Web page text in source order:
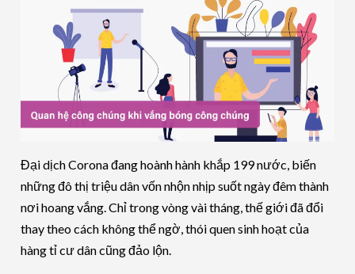
Đại dịch Corona đang hoành hành khắp 199 nước, biến
những đô thị triệu dân vốn nhộn nhịp suốt ngày đêm thành
nơi hoang vắng. Chỉ trong vòng vài tháng, thế giới đã đổi
thay theo cách không thể ngờ, thói quen sinh hoạt của
hàng tỉ cư dân cũng đảo lộn.